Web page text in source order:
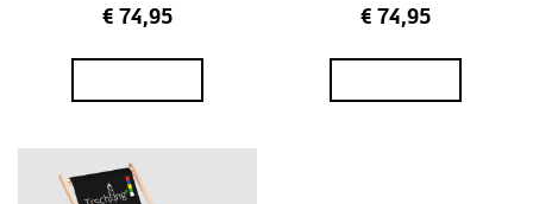
€ 74,95 € 74,95